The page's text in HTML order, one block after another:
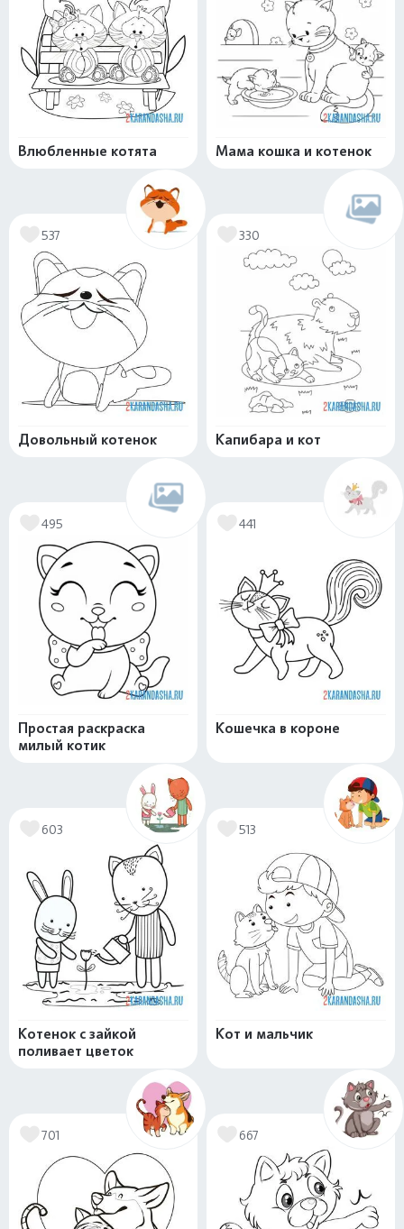
Влюбленные котята Мама кошка и котенок
537
Довольный котенок
330
Капибара и кот
495
Простая раскраска
милый котик
441
Кошечка в короне
603
Котенок с зайкой
поливает цветок
513
Кот и мальчик
701 667